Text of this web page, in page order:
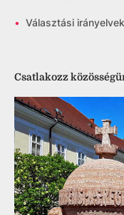
• Választási irányelvek
Csatlakozz